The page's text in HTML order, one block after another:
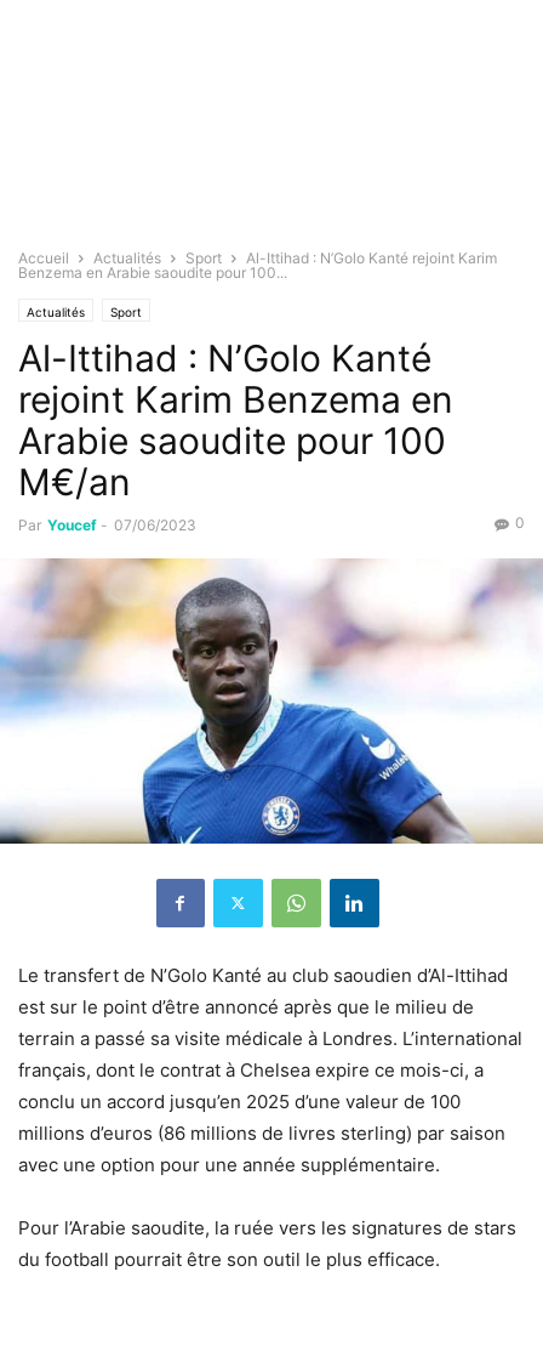
Accueil Actualités Sport
Al-Ittihad : N’Golo Kanté rejoint Karim
Benzema en Arabie saoudite pour 100...
Actualités Sport
Al-Ittihad : N’Golo Kanté
rejoint Karim Benzema en
Arabie saoudite pour 100
M€/an
Par Youcef - 07/06/2023 0
Le transfert de N’Golo Kanté au club saoudien d’Al-Ittihad
est sur le point d’être annoncé après que le milieu de
terrain a passé sa visite médicale à Londres. L’international
français, dont le contrat à Chelsea expire ce mois-ci, a
conclu un accord jusqu’en 2025 d’une valeur de 100
millions d’euros (86 millions de livres sterling) par saison
avec une option pour une année supplémentaire.
Pour l’Arabie saoudite, la ruée vers les signatures de stars
du football pourrait être son outil le plus efficace.